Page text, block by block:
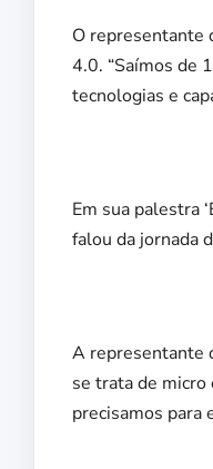
O representante
4.0. “Saímos de
tecnologias e
Em sua palestra
falou da jornada
A representante
se trata de micro
precisamos para